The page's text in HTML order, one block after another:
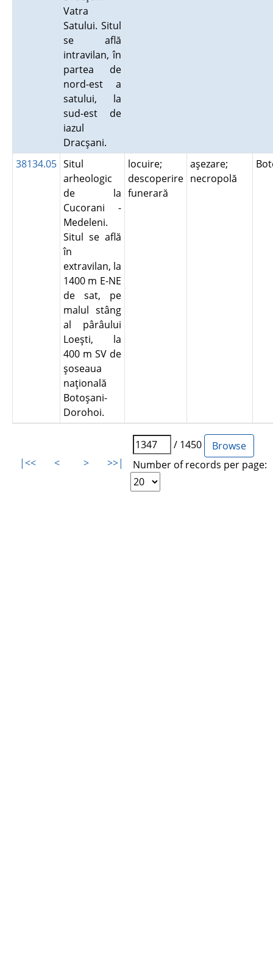
Vatra
Satului. Situl
se află
intravilan, în
partea de
nord-est a
satului, la
sud-est de
iazul
Dracşani.
38134.05 Situl
arheologic
de la
Cucorani -
Medeleni.
Situl se află
în
extravilan, la
1400 m E-NE
de sat, pe
malul stâng
al pârâului
Loeşti, la
400 m SV de
şoseaua
naţională
Botoşani-
Dorohoi.
locuire;
descoperire
funerară
aşezare;
necropolă
|<< < > >>|
/ 1450
Number of records per page: